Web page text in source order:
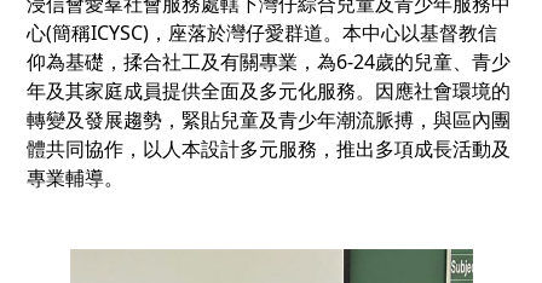
心(簡稱ICYSC)，座落於灣仔愛群道。本中心以基督教信
仰為基礎，揉合社工及有關專業，為6-24歲的兒童、青少
年及其家庭成員提供全面及多元化服務。因應社會環境的
轉變及發展趨勢，緊貼兒童及青少年潮流脈搏，與區內團
體共同協作，以人本設計多元服務，推出多項成長活動及
專業輔導。